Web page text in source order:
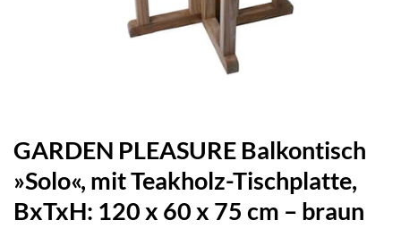
GARDEN PLEASURE Balkontisch
»Solo«, mit Teakholz-Tischplatte,
BxTxH: 120 x 60 x 75 cm – braun